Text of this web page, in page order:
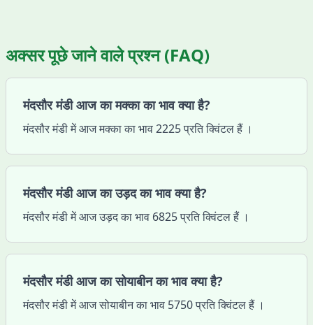
अक्सर पूछे जाने वाले प्रश्न (FAQ)
मंदसौर मंडी आज का मक्का का भाव क्या है?
मंदसौर मंडी में आज मक्का का भाव 2225 प्रति क्विंटल हैं ।
मंदसौर मंडी आज का उड़द का भाव क्या है?
मंदसौर मंडी में आज उड़द का भाव 6825 प्रति क्विंटल हैं ।
मंदसौर मंडी आज का सोयाबीन का भाव क्या है?
मंदसौर मंडी में आज सोयाबीन का भाव 5750 प्रति क्विंटल हैं ।